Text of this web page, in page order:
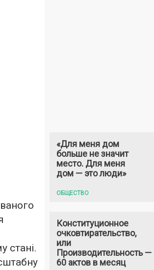
стані.
«Для меня дом
больше не значит
место. Для меня
дом — это люди»
ОБЩЕСТВО
Конституционное
очковтирательство,
или
Производительность —
60 актов в месяц